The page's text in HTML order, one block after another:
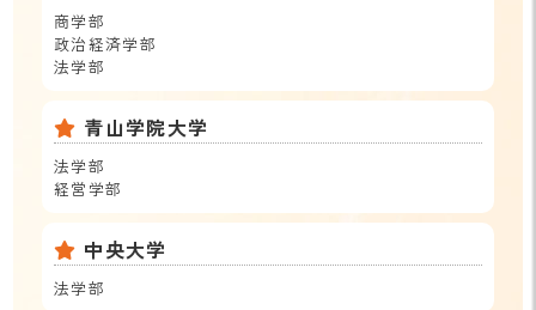
商学部
政治経済学部
法学部
青山学院大学
法学部
経営学部
中央大学
法学部